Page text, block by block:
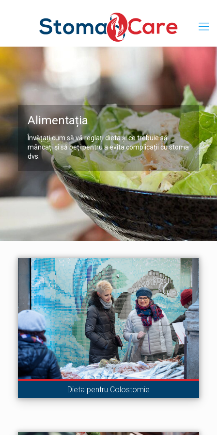
Alimentația
Învățați cum să vă reglați dieta și ce trebuie să
mâncați și să beți pentru a evita complicații cu stoma
dvs.
Dieta pentru Colostomie